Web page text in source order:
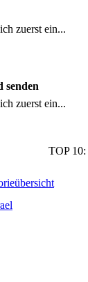
zuerst ein...
senden
zuerst ein...
TOP 10: